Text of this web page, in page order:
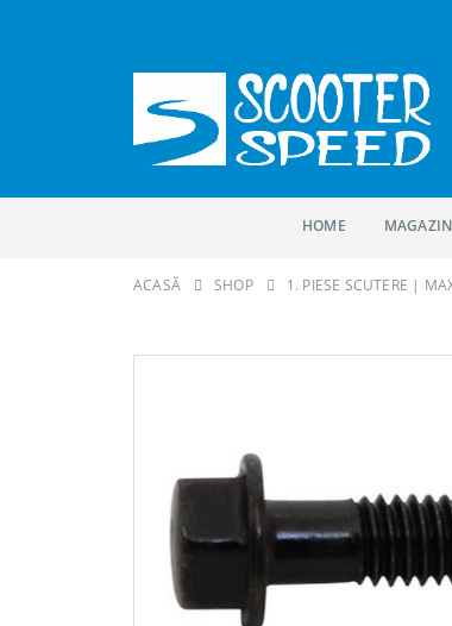
HOME MAGAZIN
ACASĂ SHOP 1. PIESE SCUTERE |